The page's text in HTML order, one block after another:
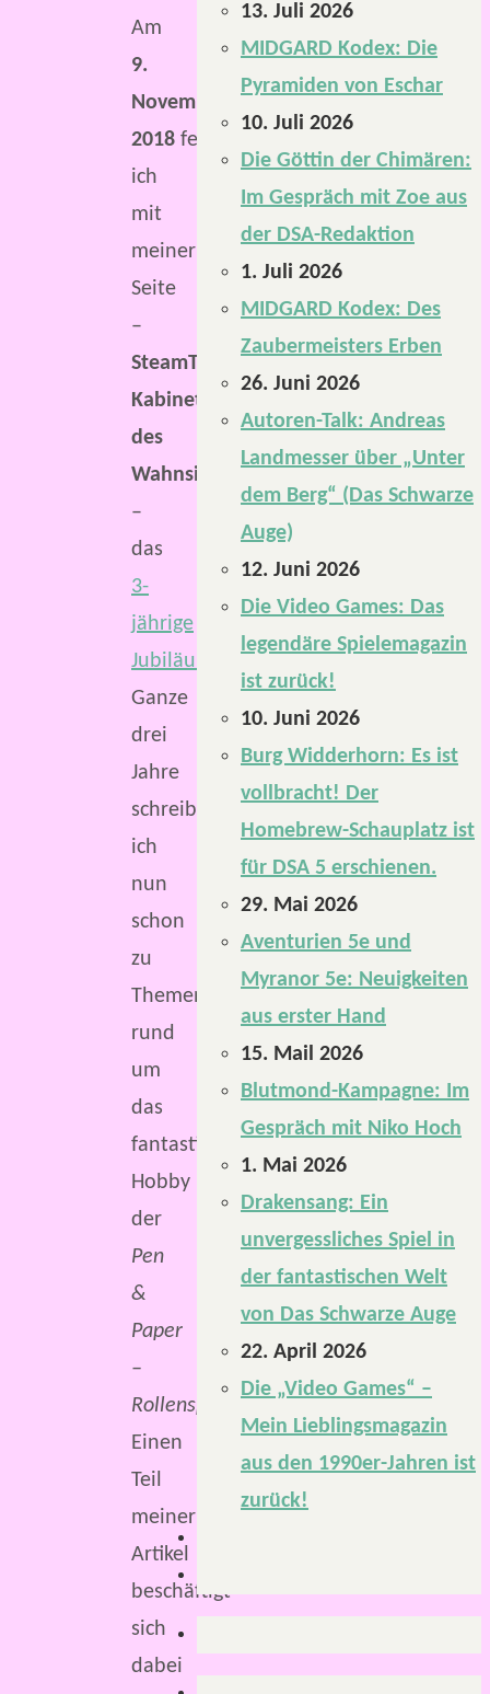
Am
9.
November
2018 feierte
ich
mit
meiner
Seite
–
SteamTinkerers
Kabinett
des
Wahnsinns
–
das
3-
jährige
Jubiläum
Ganze
drei
Jahre
schreibe
ich
nun
schon
zu
Themen
rund
um
das
fantastische
Hobby
der
Pen
&
Paper
–
Rollenspiele
Einen
Teil
meiner
Artikel
beschäftigt
sich
dabei
13. Juli 2026
MIDGARD Kodex: Die
Pyramiden von Eschar
10. Juli 2026
Die Göttin der Chimären:
Im Gespräch mit Zoe aus
der DSA-Redaktion
1. Juli 2026
MIDGARD Kodex: Des
Zaubermeisters Erben
26. Juni 2026
Autoren-Talk: Andreas
Landmesser über „Unter
dem Berg“ (Das Schwarze
Auge)
12. Juni 2026
Die Video Games: Das
legendäre Spielemagazin
ist zurück!
10. Juni 2026
Burg Widderhorn: Es ist
vollbracht! Der
Homebrew-Schauplatz ist
für DSA 5 erschienen.
29. Mai 2026
Aventurien 5e und
Myranor 5e: Neuigkeiten
aus erster Hand
15. Mail 2026
Blutmond-Kampagne: Im
Gespräch mit Niko Hoch
1. Mai 2026
Drakensang: Ein
unvergessliches Spiel in
der fantastischen Welt
von Das Schwarze Auge
22. April 2026
Die „Video Games“ –
Mein Lieblingsmagazin
aus den 1990er-Jahren ist
zurück!